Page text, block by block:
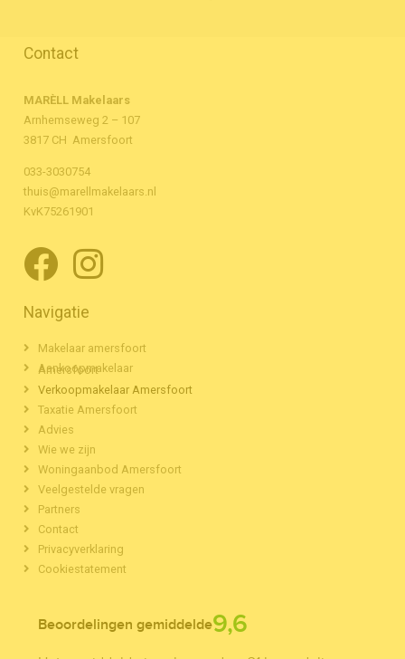
Contact
MARÈLL Makelaars
Arnhemseweg 2 – 107
3817 CH Amersfoort
033-3030754
thuis@marellmakelaars.nl
KvK75261901
Navigatie
Makelaar amersfoort
Aankoopmakelaar Amersfoort
Verkoopmakelaar Amersfoort
Taxatie Amersfoort
Advies
Wie we zijn
Woningaanbod Amersfoort
Veelgestelde vragen
Partners
Contact
Privacyverklaring
Cookiestatement